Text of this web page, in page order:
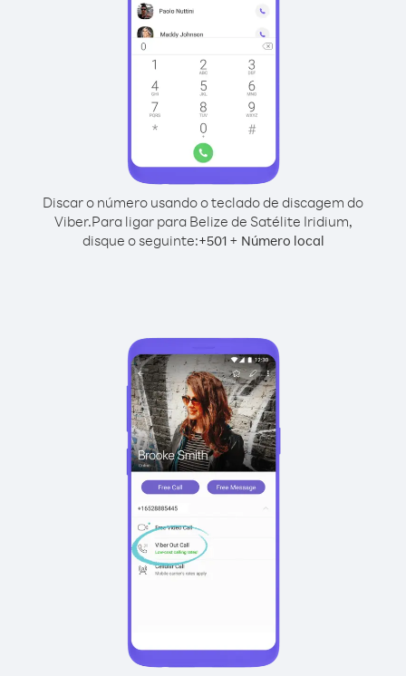
Discar o número usando o teclado de discagem do
Viber.Para ligar para Belize de Satélite Iridium,
disque o seguinte:+501+ Número local